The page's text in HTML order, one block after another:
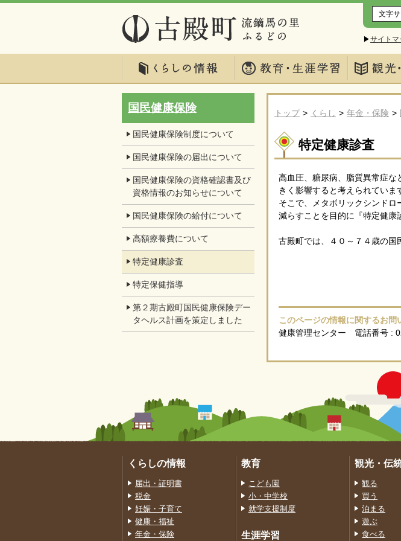
文字
▶サイトマ
トップ くらし 年金・保険
特定健康診査
高血圧、糖尿病、脂質異常症な
きく影響すると考えられていま
そこで、メタボリックシンド
減らすことを目的に『特定健康
古殿町では、４０～７４歳の国
このページの情報に関するお問
健康管理センター 電話番号 :
国民健康保険
国民健康保険制度について
国民健康保険の届出について
国民健康保険の資格確認書及び
資格情報のお知らせについて
国民健康保険の給付について
高額療養費について
特定健康診査
特定保健指導
第２期古殿町国民健康保険デー
タヘルス計画を策定しました
くらしの情報
届出・証明書
税金
妊娠・子育て
健康・福祉
年金・保険
教育
こども園
小・中学校
就学支援制度
生涯学習
観光・伝
観る
買う
泊まる
遊ぶ
食べる